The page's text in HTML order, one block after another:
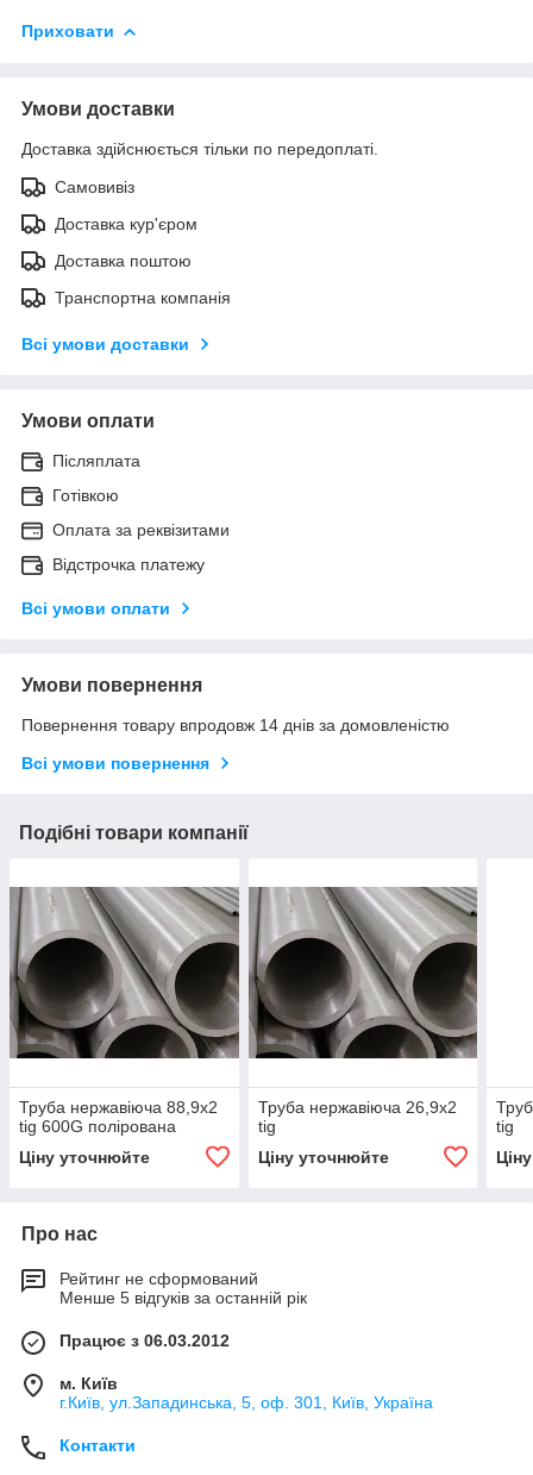
Приховати
Умови доставки
Доставка здійснюється тільки по передоплаті.
Самовивіз
Доставка кур'єром
Доставка поштою
Транспортна компанія
Всі умови доставки
Умови оплати
Післяплата
Готівкою
Оплата за реквізитами
Відстрочка платежу
Всі умови оплати
Умови повернення
Повернення товару впродовж 14 днів за домовленістю
Всі умови повернення
Подібні товари компанії
Труба нержавіюча 88,9х2
tig 600G полірована
Ціну уточнюйте
Труба нержавіюча 26,9х2
tig
Ціну уточнюйте
tig
Про нас
Рейтинг не сформований
Менше 5 відгуків за останній рік
Працює з 06.03.2012
м. Київ
г.Київ, ул.Западинська, 5, оф. 301, Київ, Україна
Контакти